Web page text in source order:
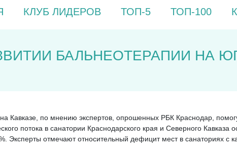
КЛУБ ЛИДЕРОВ ТОП-5 ТОП-100
БАЛЬНЕОТЕРАПИИ НА
Кавказе, по мнению экспертов, опрошенных РБК Краснодар,
потока в санатории Краснодарского края и Северного Кавказа
отмечают относительный дефицит мест в санаториях с